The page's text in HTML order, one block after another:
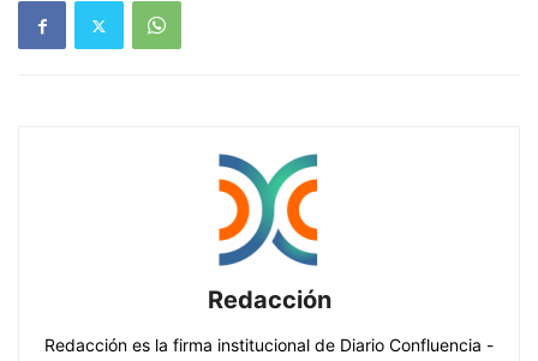
Redacción
Redacción es la firma institucional de Diario Confluencia -